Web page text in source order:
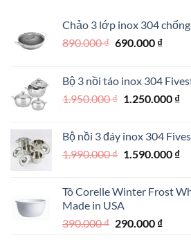
Chảo 3 lớp inox 304
890.000₫ Giá
890.000 ₫.
690.000 ₫Giá
là:
Bộ 3 nồi táo inox 304
1.950.000₫ Giá
1.950.000 ₫.
1.250.000 ₫Giá
là:
Bộ nồi 3 đáy inox 304
1.990.000₫ Giá
1.990.000 ₫.
1.590.000 ₫Giá
là:
Tô Corelle Winter Frost
Made in USA
390.000₫ Giá
290.000 ₫Giá